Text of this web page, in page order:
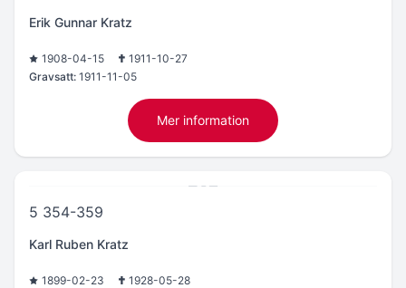
Erik Gunnar Kratz
1908-04-15
1911-10-27
Gravsatt: 1911-11-05
Mer information
5 354-359
Karl Ruben Kratz
1899-02-23
1928-05-28